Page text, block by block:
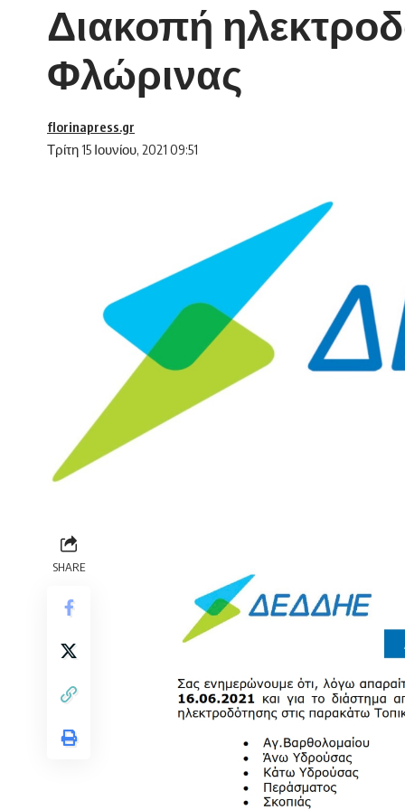
Διακοπή
Φλώρινας
Τρίτη 15 Ιουνίου, 2021 09:51
florinapress.gr
SHARE